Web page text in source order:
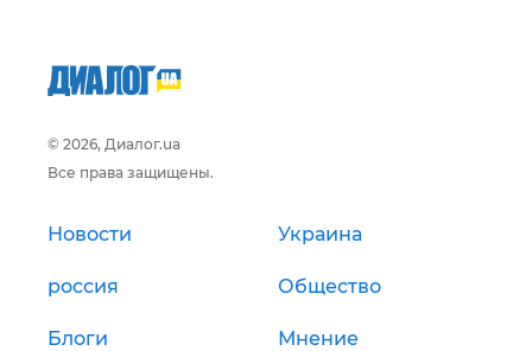
© 2026, Диалог.ua
Все права защищены.
Новости Украина
россия Общество
Блоги Мнение